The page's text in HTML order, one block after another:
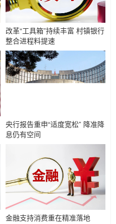
改革“工具箱”持续丰富 村镇银行
整合进程料提速
央行报告重申“适度宽松” 降准降
息仍有空间
金融支持消费重在精准落地